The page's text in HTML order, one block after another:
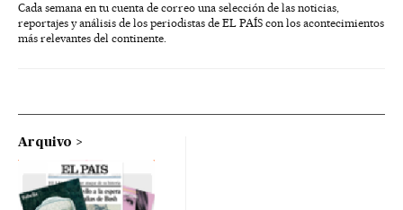
Cada semana en tu cuenta de correo una selección de las noticias,
reportajes y análisis de los periodistas de EL PAÍS con los acontecimientos
más relevantes del continente.
Arquivo